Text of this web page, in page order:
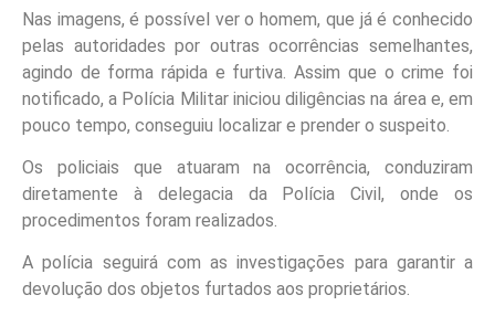
Nas imagens, é possível ver o homem, que já é conhecido
pelas autoridades por outras ocorrências semelhantes,
agindo de forma rápida e furtiva. Assim que o crime foi
notificado, a Polícia Militar iniciou diligências na área e, em
pouco tempo, conseguiu localizar e prender o suspeito.
Os policiais que atuaram na ocorrência, conduziram
diretamente à delegacia da Polícia Civil, onde os
procedimentos foram realizados.
A polícia seguirá com as investigações para garantir a
devolução dos objetos furtados aos proprietários.